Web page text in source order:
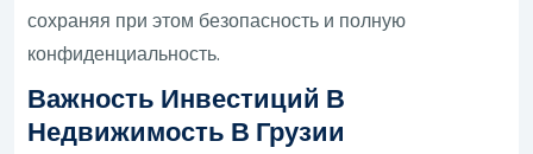
сохраняя при этом безопасность и полную
конфиденциальность.
Важность Инвестиций В
Недвижимость В Грузии